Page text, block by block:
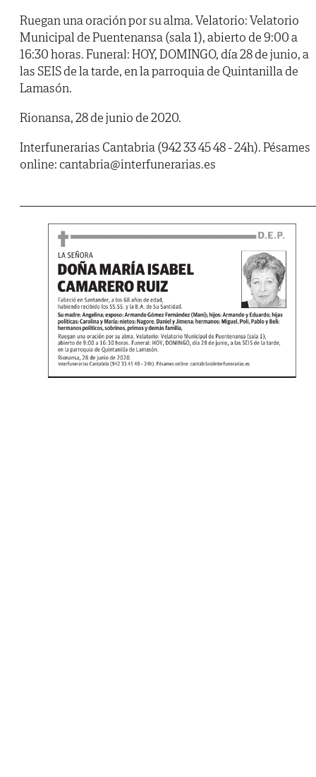
Ruegan una oración por su alma. Velatorio: Velatorio
Municipal de Puentenansa (sala 1), abierto de 9:00 a
16:30 horas. Funeral: HOY, DOMINGO, día 28 de junio, a
las SEIS de la tarde, en la parroquia de Quintanilla de
Lamasón.
Rionansa, 28 de junio de 2020.
Interfunerarias Cantabria (942 33 45 48 - 24h). Pésames
online: cantabria@interfunerarias.es